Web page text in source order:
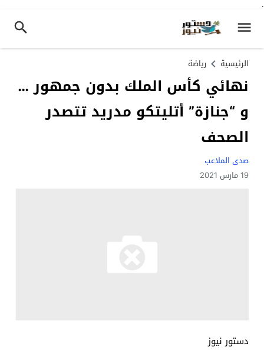
.
الرئيسية رياضة
نهائي كأس الملك بدون جمهور …
و “جنازة” أتليتكو ​​مدريد تتصدر
الصحف
صدى الملاعب
19 مارس 2021
دستور نيوز